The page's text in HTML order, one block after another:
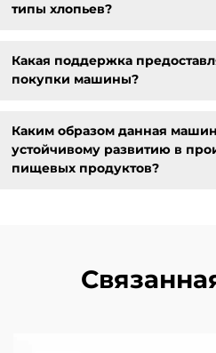
типы хлопьев?
Какая поддержка
покупки машины?
Каким образом данная
устойчивому развитию в
пищевых продуктов?